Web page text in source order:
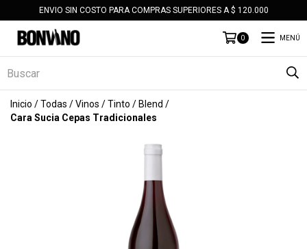
ENVIO SIN COSTO PARA COMPRAS SUPERIORES A $ 120.000
0 MENÚ
Inicio /Todas /Vinos /Tinto / Blend /
Cara Sucia Cepas Tradicionales